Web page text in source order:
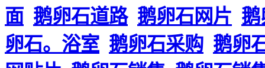
面 鹅卵石道路 鹅卵石网片 鹅
卵石。浴室 鹅卵石采购 鹅卵